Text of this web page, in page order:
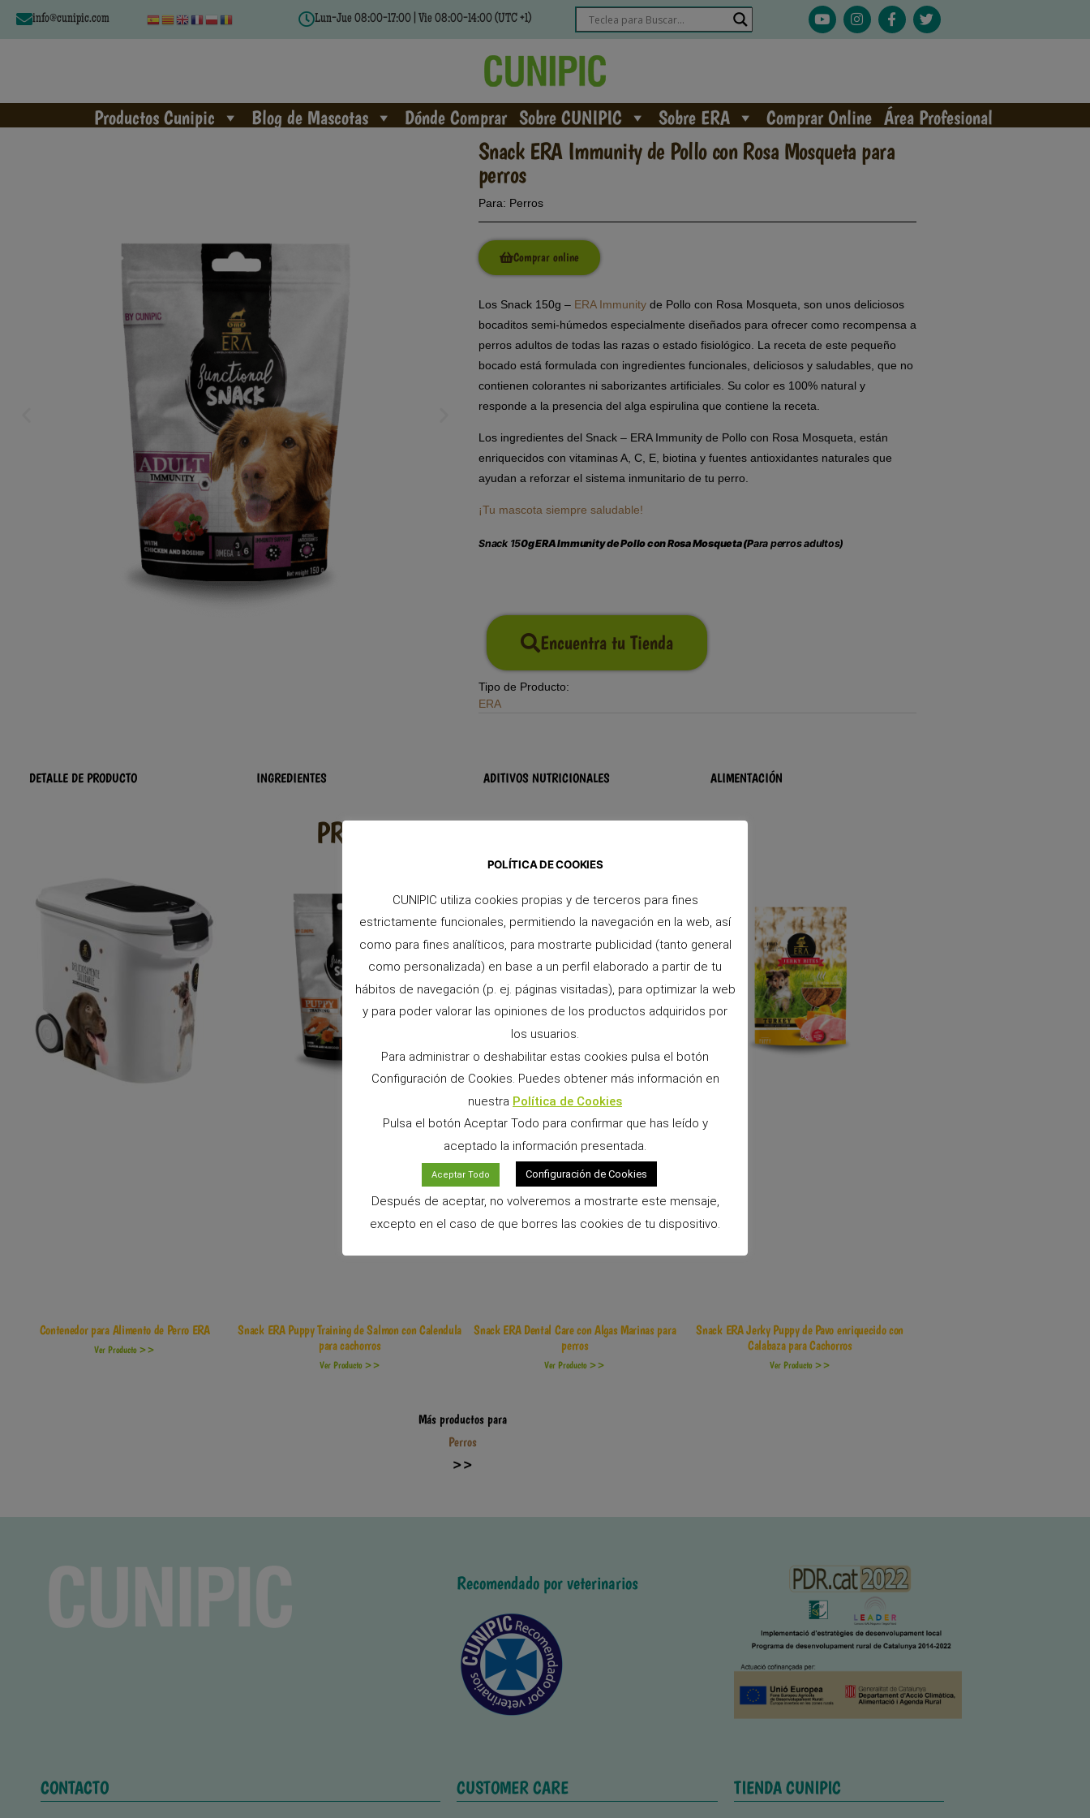
info@cunipic.com Lun-Jue 08:00-17:00 | Vie 08:00-14:00 (UTC +1)
Productos Cunipic Blog de Mascotas Dónde Comprar Sobre CUNIPIC Sobre ERA Comprar Online Área Profesional
Snack ERA Immunity de Pollo con Rosa Mosqueta para
perros
Para: Perros
Comprar online
Los Snack 150g – ERA Immunity de Pollo con Rosa Mosqueta, son unos deliciosos
bocaditos semi-húmedos especialmente diseñados para ofrecer como recompensa a
perros adultos de todas las razas o estado fisiológico. La receta de este pequeño
bocado está formulada con ingredientes funcionales, deliciosos y saludables, que no
contienen colorantes ni saborizantes artificiales. Su color es 100% natural y
responde a la presencia del alga espirulina que contiene la receta.
Los ingredientes del Snack – ERA Immunity de Pollo con Rosa Mosqueta, están
enriquecidos con vitaminas A, C, E, biotina y fuentes antioxidantes naturales que
ayudan a reforzar el sistema inmunitario de tu perro.
¡Tu mascota siempre saludable!
Snack 150g ERA Immunity de Pollo con Rosa Mosqueta (Para perros adultos)
Encuentra tu Tienda
Tipo de Producto:
ERA
DETALLE DE PRODUCTO INGREDIENTES ADITIVOS NUTRICIONALES ALIMENTACIÓN
PRODUCTOS RELACIONADOS
Contenedor para Alimento de Perro ERA
Ver Producto >>
Snack ERA Puppy Training de Salmon con Calendula
para cachorros
Ver Producto >>
Snack ERA Dental Care con Algas Marinas para
perros
Ver Producto >>
Snack ERA Jerky Puppy de Pavo enriquecido con
Calabaza para Cachorros
Ver Producto >>
Más productos para
Perros
>>
Recomendado por veterinarios
CONTACTO CUSTOMER CARE TIENDA CUNIPIC
POLÍTICA DE COOKIES
CUNIPIC utiliza cookies propias y de terceros para fines
estrictamente funcionales, permitiendo la navegación en la web, así
como para fines analíticos, para mostrarte publicidad (tanto general
como personalizada) en base a un perfil elaborado a partir de tu
hábitos de navegación (p. ej. páginas visitadas), para optimizar la web
y para poder valorar las opiniones de los productos adquiridos por
los usuarios.
Para administrar o deshabilitar estas cookies pulsa el botón
Configuración de Cookies. Puedes obtener más información en
nuestra Política de Cookies
Pulsa el botón Aceptar Todo para confirmar que has leído y
aceptado la información presentada.
Aceptar Todo Configuración de Cookies
Después de aceptar, no volveremos a mostrarte este mensaje,
excepto en el caso de que borres las cookies de tu dispositivo.